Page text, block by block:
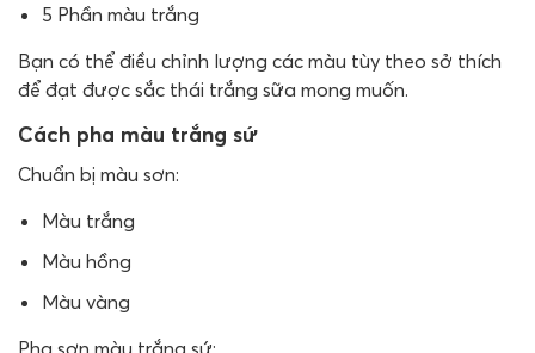
5 Phần màu trắng
Bạn có thể điều chỉnh lượng các màu tùy theo sở thích
để đạt được sắc thái trắng sữa mong muốn.
Cách pha màu trắng sứ
Chuẩn bị màu sơn:
Màu trắng
Màu hồng
Màu vàng
Pha sơn màu trắng sứ: